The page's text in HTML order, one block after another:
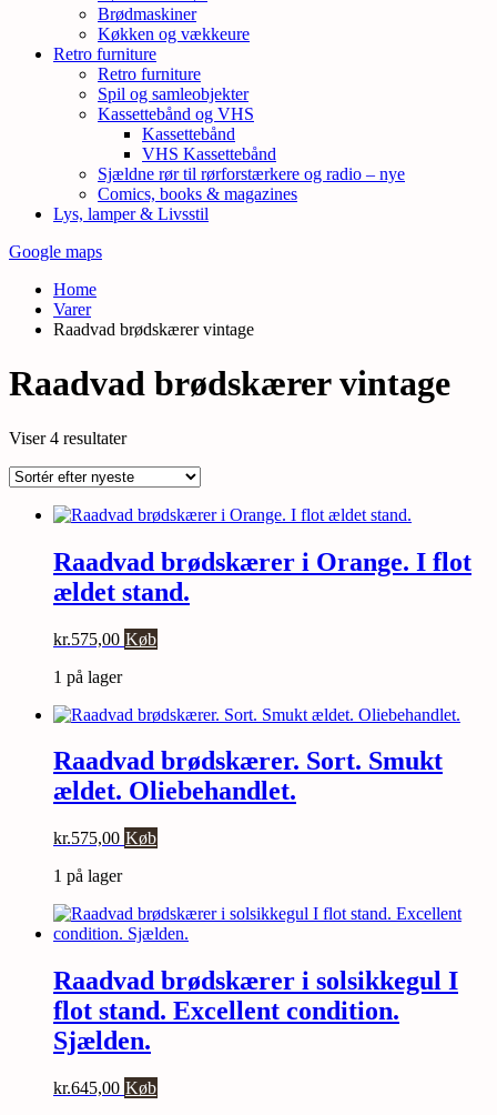
Brødmaskiner
Køkken og vækkeure
Retro furniture
Retro furniture
Spil og samleobjekter
Kassettebånd og VHS
Kassettebånd
VHS Kassettebånd
Sjældne rør til rørforstærkere og radio – nye
Comics, books & magazines
Lys, lamper & Livsstil
Google maps
Home
Varer
Raadvad brødskærer vintage
Raadvad brødskærer vintage
Viser 4 resultaterSorteret
seneste
Raadvad brødskærer i Orange. I flot
ældet stand.
kr.575,00 Køb
1 på lager
Raadvad brødskærer. Sort. Smukt
ældet. Oliebehandlet.
kr.575,00 Køb
1 på lager
Raadvad brødskærer i solsikkegul I
flot stand. Excellent condition.
Sjælden.
kr.645,00 Køb